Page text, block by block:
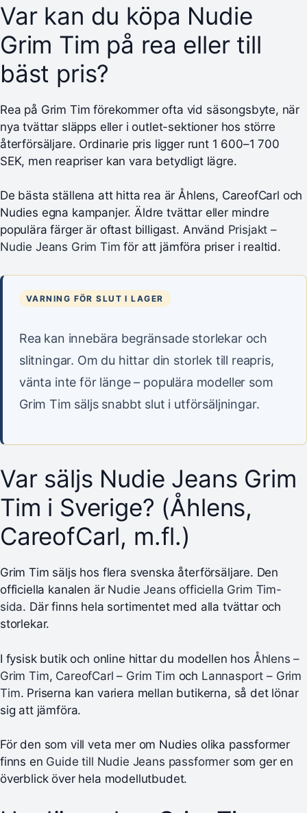
Var kan du köpa Nudie
Grim Tim på rea eller till
bäst pris?
Rea på Grim Tim förekommer ofta vid säsongsbyte, när
nya tvättar släpps eller i outlet-sektioner hos större
återförsäljare. Ordinarie pris ligger runt 1 600–1 700
SEK, men reapriser kan vara betydligt lägre.
De bästa ställena att hitta rea är Åhlens, CareofCarl och
Nudies egna kampanjer. Äldre tvättar eller mindre
populära färger är oftast billigast. Använd Prisjakt –
Nudie Jeans Grim Tim för att jämföra priser i realtid.
VARNING FÖR SLUT I LAGER
Rea kan innebära begränsade storlekar och
slitningar. Om du hittar din storlek till reapris,
vänta inte för länge – populära modeller som
Grim Tim säljs snabbt slut i utförsäljningar.
Var säljs Nudie Jeans Grim
Tim i Sverige? (Åhlens,
CareofCarl, m.fl.)
Grim Tim säljs hos flera svenska återförsäljare. Den
officiella kanalen är Nudie Jeans officiella Grim Tim-
sida. Där finns hela sortimentet med alla tvättar och
storlekar.
I fysisk butik och online hittar du modellen hos Åhlens –
Grim Tim, CareofCarl – Grim Tim och Lannasport – Grim
Tim. Priserna kan variera mellan butikerna, så det lönar
sig att jämföra.
För den som vill veta mer om Nudies olika passformer
finns en Guide till Nudie Jeans passformersom ger en
överblick över hela modellutbudet.